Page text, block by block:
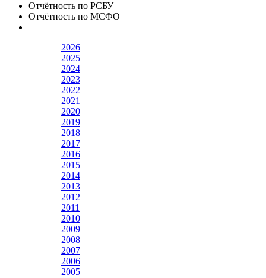
Отчётность по РСБУ
Отчётность по МСФО
2026
2025
2024
2023
2022
2021
2020
2019
2018
2017
2016
2015
2014
2013
2012
2011
2010
2009
2008
2007
2006
2005